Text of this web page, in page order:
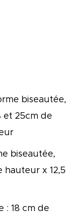
biseautée,
et 25cm de
biseautée,
hauteur x 12,5
: 18 cm de